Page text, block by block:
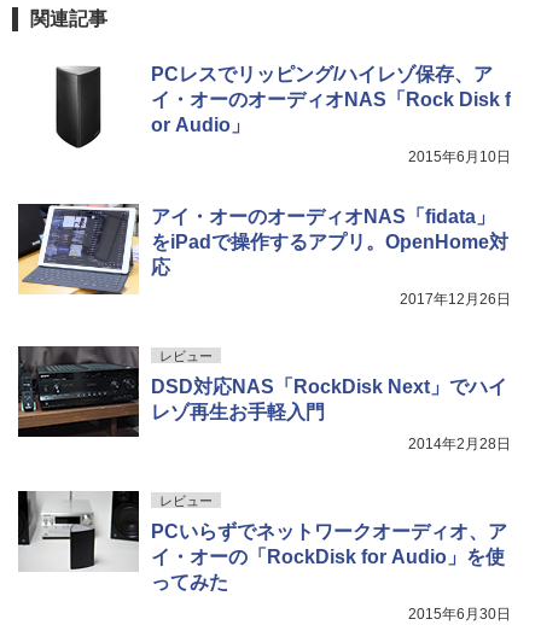
関連記事
PCレスでリッピング/ハイレゾ保存、ア
イ・オーのオーディオNAS「Rock Disk f
or Audio」
2015年6月10日
アイ・オーのオーディオNAS「fidata」
をiPadで操作するアプリ。OpenHome対
応
2017年12月26日
レビュー
DSD対応NAS「RockDisk Next」でハイ
レゾ再生お手軽入門
2014年2月28日
レビュー
PCいらずでネットワークオーディオ、ア
イ・オーの「RockDisk for Audio」を使
ってみた
2015年6月30日